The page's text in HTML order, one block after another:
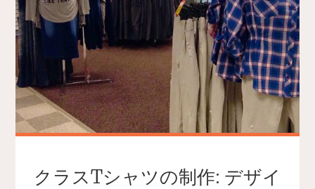
クラスTシャツの制作: デザイ